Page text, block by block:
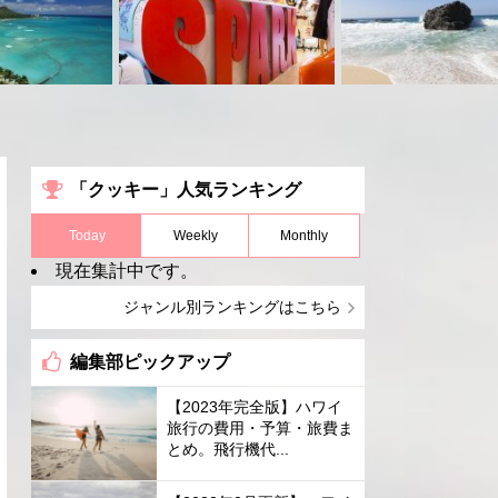
「クッキー」人気ランキング
Today Weekly Monthly
現在集計中です。
ジャンル別ランキングはこちら
編集部ピックアップ
【2023年完全版】ハワイ
旅行の費用・予算・旅費ま
とめ。飛行機代...